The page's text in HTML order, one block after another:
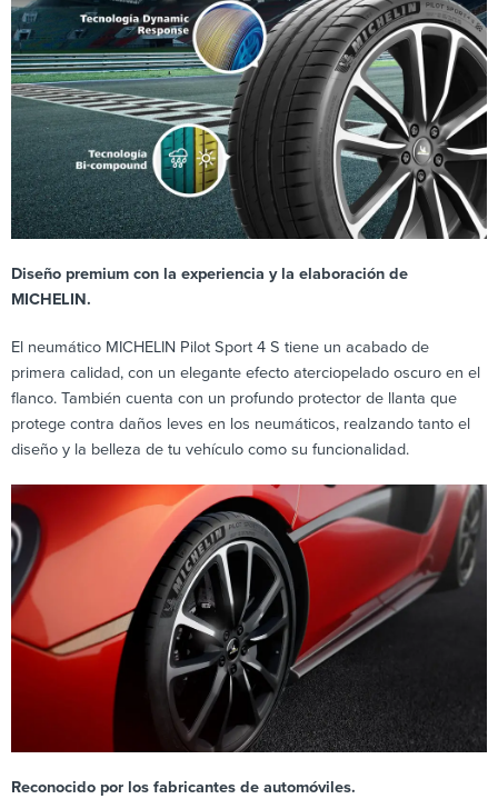
Diseño premium con la experiencia y la elaboración de
MICHELIN.
El neumático MICHELIN Pilot Sport 4 S tiene un acabado de
primera calidad, con un elegante efecto aterciopelado oscuro en el
flanco. También cuenta con un profundo protector de llanta que
protege contra daños leves en los neumáticos, realzando tanto el
diseño y la belleza de tu vehículo como su funcionalidad.
Reconocido por los fabricantes de automóviles.